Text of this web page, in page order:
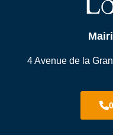
4 Avenue de la